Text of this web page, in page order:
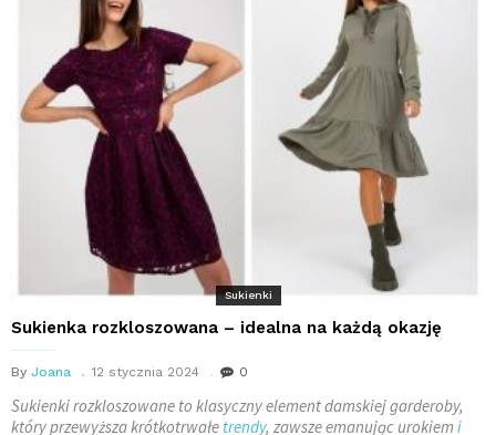
Sukienki
Sukienka rozkloszowana – idealna na każdą okazję
By Joana 12 stycznia 2024 0
Sukienki rozkloszowane to klasyczny element damskiej garderoby,
który przewyższa krótkotrwałe trendy, zawsze emanując urokiem i